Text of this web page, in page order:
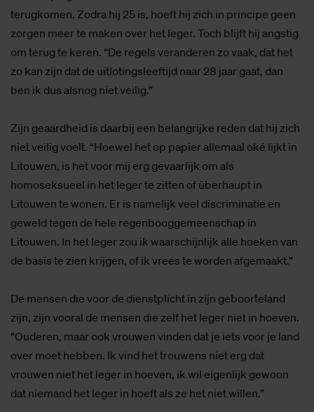
terugkomen. Zodra hij 25 is, hoeft hij zich in principe geen
zorgen meer te maken over het leger. Toch blijft hij angstig
om terug te keren. “De regels veranderen zo vaak, dat het
zo kan zijn dat de uitlotingsleeftijd naar 28 jaar gaat, dan
ben ik dus alsnog niet veilig.”
Zijn geaardheid is daarbij een belangrijke reden dat hij zich
niet veilig voelt. “Hoewel het op papier allemaal oké lijkt in
Litouwen, is het voor mij erg gevaarlijk om als
homoseksueel in het leger te zitten of überhaupt in
Litouwen te wonen. Er is namelijk veel discriminatie en
geweld tegen de hele regenbooggemeenschap in
Litouwen. In het leger zou ik waarschijnlijk alle hoeken van
de basis te zien krijgen, of ik vrees te worden afgemaakt.”
De mensen die voor de dienstplicht in zijn geboorteland
zijn, zijn vooral de mensen die zelf het leger niet in hoeven.
“Ouderen, maar ook vrouwen vinden dat je iets voor je land
over moet hebben. Ik vind het trouwens niet erg dat
vrouwen niet het leger in hoeven, ik wil eigenlijk gewoon
dat niemand het leger in hoeft als ze het niet willen.”